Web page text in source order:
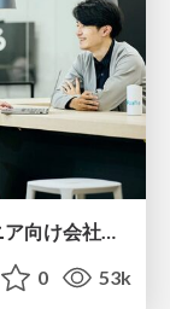
【５分でわかる】セーフィー エンジニア向け会社紹介
0 53k